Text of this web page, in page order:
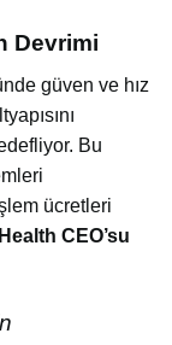
Devrimi
güven ve hız
Bu
ücretleri
CEO’su